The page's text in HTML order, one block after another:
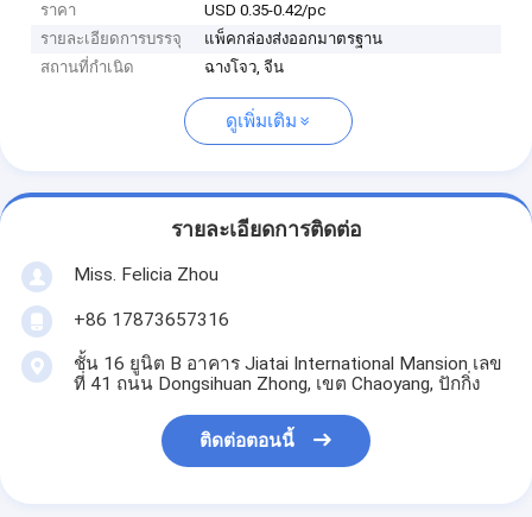
ราคา
USD 0.35-0.42/pc
รายละเอียดการบรรจุ
แพ็คกล่องส่งออกมาตรฐาน
สถานที่กำเนิด
ฉางโจว, จีน
ดูเพิ่มเติม
รายละเอียดการติดต่อ
Miss. Felicia Zhou
+86 17873657316
ชั้น 16 ยูนิต B อาคาร Jiatai International Mansion เลข
ที่ 41 ถนน Dongsihuan Zhong, เขต Chaoyang, ปักกิ่ง
ติดต่อตอนนี้